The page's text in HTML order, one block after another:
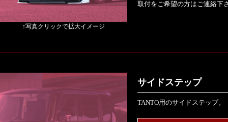
↑写真クリックで拡大イメージ
取付をご希望の方はご連絡下
サイドステップ
TANTO用のサイドステップ。